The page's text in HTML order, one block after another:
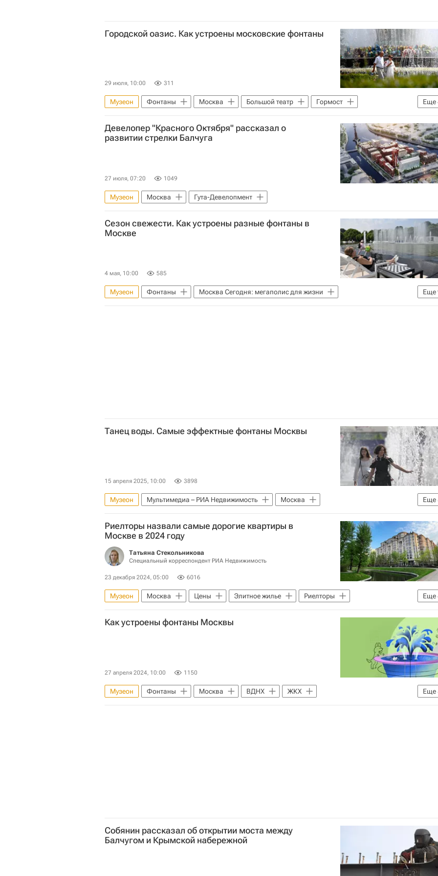
Городской оазис. Как устроены московские фонтаны
29 июля, 10:00 311
Еще
Музеон Фонтаны Москва Большой театр
Гормост
Москва Сегодня: мегаполис для жизни
Комплекс городского хозяйства Москвы
Московская городская дума
Город: детали – РИА Недвижимость
Девелопер "Красного Октября" рассказал о
развитии стрелки Балчуга
27 июля, 07:20 1049
Музеон Москва Гута-Девелопмент
Сезон свежести. Как устроены разные фонтаны в
Москве
4 мая, 10:00 585
Еще
Музеон Фонтаны
Москва Сегодня: мегаполис для жизни
Комплекс городского хозяйства Москвы
Городское хозяйство Москвы
Танец воды. Самые эффектные фонтаны Москвы
15 апреля 2025, 10:00 3898
Еще
Музеон Мультимедиа – РИА Недвижимость
Москва
Москва Сегодня: мегаполис для жизни
Фонтаны
Городское хозяйство Москвы
Комплекс городского хозяйства Москвы
Городская среда
Город: детали – РИА Недвижимость
Риелторы назвали самые дорогие квартиры в
Москве в 2024 году
Татьяна Стекольникова
Специальный корреспондент РИА Недвижимость
23 декабря 2024, 05:00 6016
Еще
Музеон Москва Цены Элитное жилье
Риелторы
Мультимедиа – РИА Недвижимость
Жилье Якиманка Новый год
Как устроены фонтаны Москвы
27 апреля 2024, 10:00 1150
Еще
Музеон Фонтаны Москва ВДНХ
ЖКХ
Комплекс городского хозяйства Москвы
Вода
Собянин рассказал об открытии моста между
Балчугом и Крымской набережной